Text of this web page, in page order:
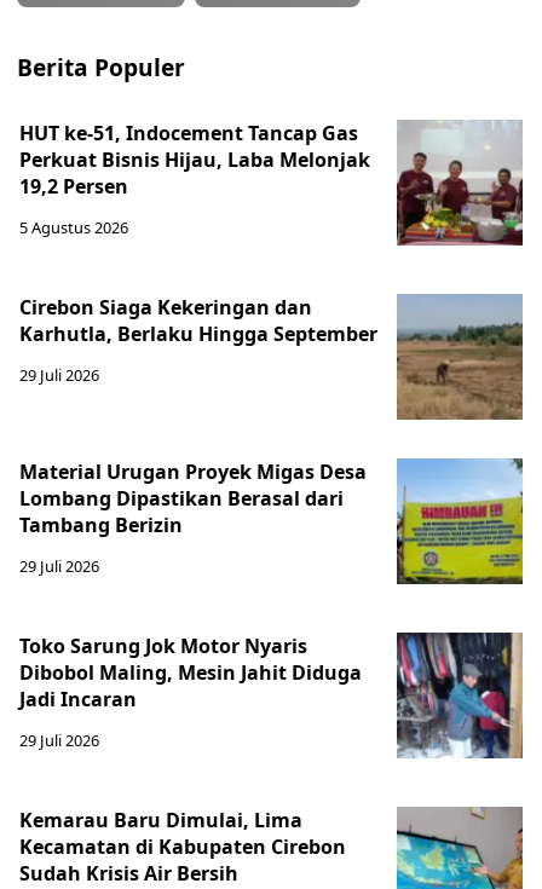
Berita Populer
HUT ke-51, Indocement Tancap Gas
Perkuat Bisnis Hijau, Laba Melonjak
19,2 Persen
5 Agustus 2026
Cirebon Siaga Kekeringan dan
Karhutla, Berlaku Hingga September
29 Juli 2026
Material Urugan Proyek Migas Desa
Lombang Dipastikan Berasal dari
Tambang Berizin
29 Juli 2026
Toko Sarung Jok Motor Nyaris
Dibobol Maling, Mesin Jahit Diduga
Jadi Incaran
29 Juli 2026
Kemarau Baru Dimulai, Lima
Kecamatan di Kabupaten Cirebon
Sudah Krisis Air Bersih